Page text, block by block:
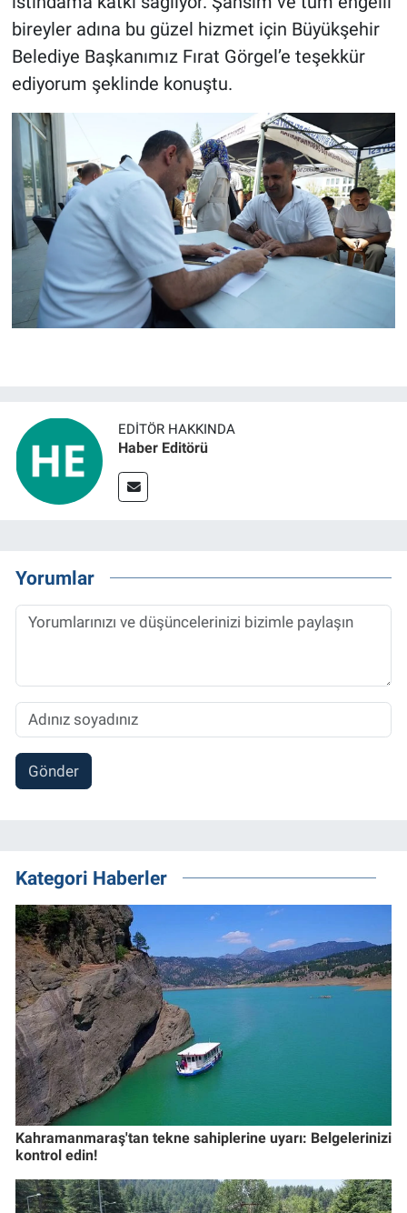
bireyler adına bu güzel hizmet için Büyükşehir
Belediye Başkanımız Fırat Görgel’e teşekkür
ediyorum şeklinde konuştu.
EDITÖR HAKKINDA
Haber Editörü
Yorumlar
Gönder
Kategori Haberler
Kahramanmaraş'tan tekne sahiplerine uyarı: Belgelerinizi
kontrol edin!